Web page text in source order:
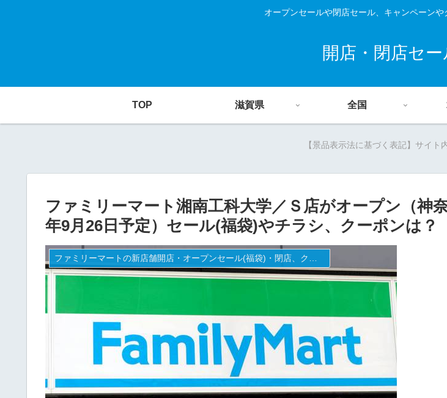
オープンセールや閉店セール、キャンペーン
開店・閉店セ
TOP 滋賀県 全国
【景品表示法に基づく表記】サイト
ファミリーマート湘南工科大学／Ｓ店がオープン（神
年9月26日予定）セール(福袋)やチラシ、クーポンは？